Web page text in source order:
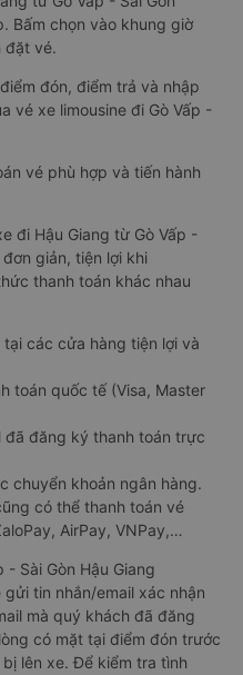
Bấm chọn vào khung giờ
đặt vé.
đón, điểm trả và nhập
vé xe limousine đi Gò Vấp -
vé phù hợp và tiến hành
đi Hậu Giang từ Gò Vấp -
giản, tiện lợi khi
thanh toán khác nhau
các cửa hàng tiện lợi và
toán quốc tế (Visa, Master
đã đăng ký thanh toán trực
chuyển khoản ngân hàng.
có thể thanh toán vé
AirPay, VNPay,…
- Sài Gòn Hậu Giang
gửi tin nhắn/email xác nhận
mà quý khách đã đăng
có mặt tại điểm đón trước
lên xe. Để kiểm tra tình